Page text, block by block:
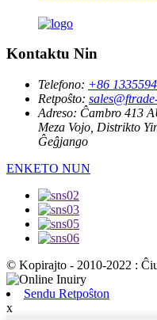
Kontaktu Nin
Telefono: +86
Retpoŝto:
Adreso: Ĉambro 413
Meza Vojo, Distrikto
Ĝeĝjango
ENKETO NUN
© Kopirajto - 2010-2022 :
Sendu Retpoŝton
x